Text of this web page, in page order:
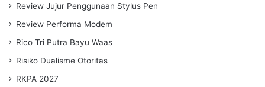
Review Jujur Penggunaan Stylus Pen
Review Performa Modem
Rico Tri Putra Bayu Waas
Risiko Dualisme Otoritas
RKPA 2027